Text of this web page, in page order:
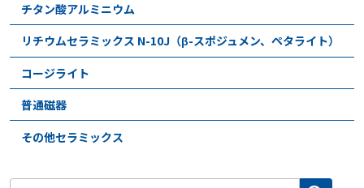
チタン酸アルミニウム
リチウムセラミックス N-10J（β-スポジュメン、ペタライト）
コージライト
普通磁器
その他セラミックス